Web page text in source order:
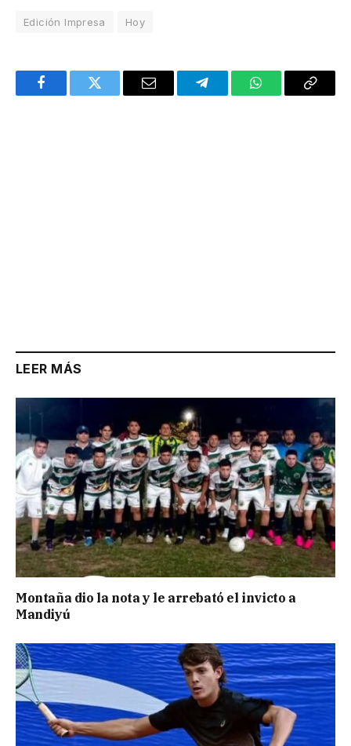
Edición Impresa Hoy
FacebookTwitter Email TelegramWhatsAppCopy
LEER MÁS
Montaña dio la nota y le arrebató el invicto a
Mandiyú